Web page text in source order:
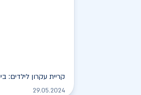
קריית עקרון לילדים:
29.05.2024